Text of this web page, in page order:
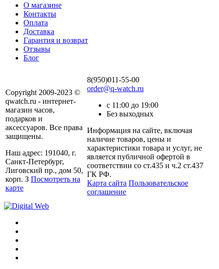
О магазине
Контакты
Оплата
Доставка
Гарантия и возврат
Отзывы
Блог
Copyright 2009-2023 ©
qwatch.ru - интернет-
магазин часов,
подарков и
аксессуаров. Все права
защищены.
Наш адрес: 191040, г.
Санкт-Петербург,
Лиговский пр., дом 50,
корп. З Посмотреть на
карте
8(950)011-55-00
order@q-watch.ru
с 11:00 до 19:00
Без выходных
Информация на сайте, включая
наличие товаров, цены и
характеристики товара и услуг, не
является публичной офертой в
соответствии со ст.435 и ч.2 ст.437
ГК РФ.
Карта сайта Пользовательское
соглашение